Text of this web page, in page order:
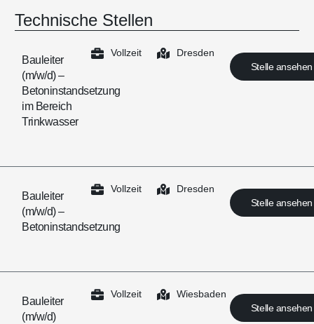
Technische Stellen
Bauleiter
(m/w/d) –
Betoninstandsetzung
im Bereich
Trinkwasser
Vollzeit
Dresden
Stelle ansehen
Bauleiter
(m/w/d) –
Betoninstandsetzung
Vollzeit
Dresden
Stelle ansehen
Bauleiter
(m/w/d)
Vollzeit
Wiesbaden
Stelle ansehen